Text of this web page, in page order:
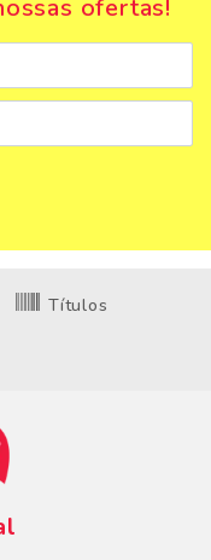
ofertas!
Títulos